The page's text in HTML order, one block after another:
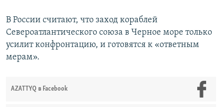
В России считают, что заход кораблей
Североатлантического союза в Черное море только
усилит конфронтацию, и готовятся к «ответным
мерам».
AZATTYQ в Facebook